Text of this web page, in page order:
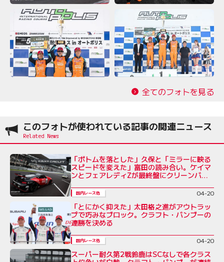
全てのフォトを見る
このフォトが使われている記事の関連ニュース
「ボトムを落とした」久保と「ミラーに映る
スピードを変えた」富田の読み合い。ケイマ
ンとフェアレディZが最終盤にクリーンバト
国内レース他 04-20
「とにかく抑えた」太田格之進がアウトラッ
プで巧みなブロック。クラフト・バンブーの
連勝を決める
国内レース他 04-20
スーパー耐久第2戦鈴鹿はSCなしで各クラス